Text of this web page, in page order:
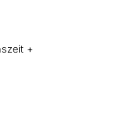
+